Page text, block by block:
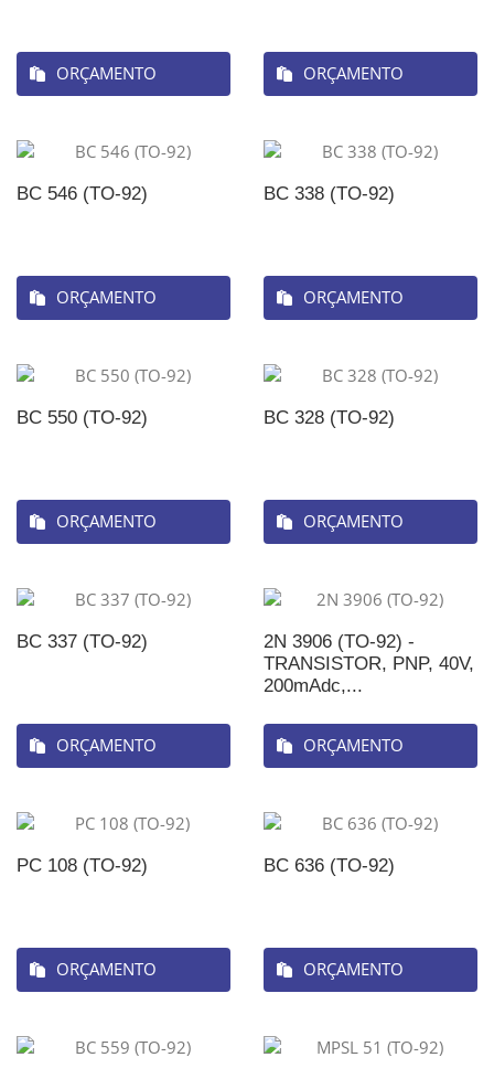
ORÇAMENTO ORÇAMENTO
BC 546 (TO-92)
ORÇAMENTO
BC 338 (TO-92)
ORÇAMENTO
BC 550 (TO-92)
ORÇAMENTO
BC 328 (TO-92)
ORÇAMENTO
BC 337 (TO-92)
ORÇAMENTO
2N 3906 (TO-92) -
TRANSISTOR, PNP, 40V,
200mAdc,...
ORÇAMENTO
PC 108 (TO-92)
ORÇAMENTO
BC 636 (TO-92)
ORÇAMENTO